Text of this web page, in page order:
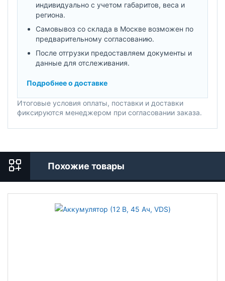
индивидуально с учетом габаритов, веса и
региона.
Самовывоз со склада в Москве возможен по
предварительному согласованию.
После отгрузки предоставляем документы и
данные для отслеживания.
Подробнее о доставке
Итоговые условия оплаты, поставки и доставки
фиксируются менеджером при согласовании заказа.
Похожие товары